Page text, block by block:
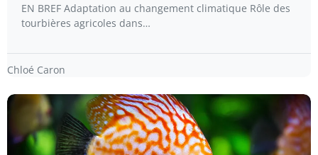
EN BREF Adaptation au changement climatique Rôle des
tourbières agricoles dans…
Chloé Caron